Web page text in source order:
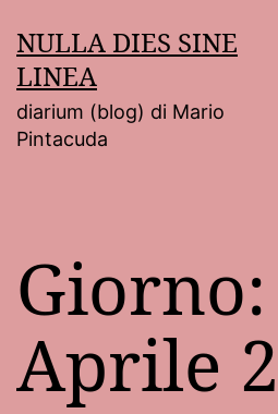
al
contenuto
NULLA DIES SINE
LINEA
diarium (blog) di Mario
Pintacuda
Giorno:
Aprile